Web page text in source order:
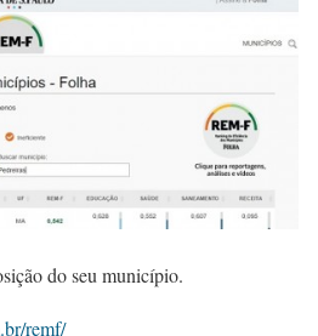
do seu município.
remf/